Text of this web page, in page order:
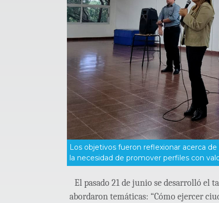
Los objetivos fueron reflexionar acerca
la necesidad de promover perfiles con
El pasado 21 de junio se desarrolló el
abordaron temáticas: “Cómo ejercer